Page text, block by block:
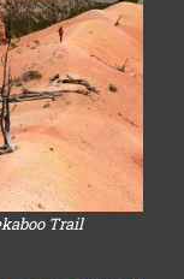
Trail